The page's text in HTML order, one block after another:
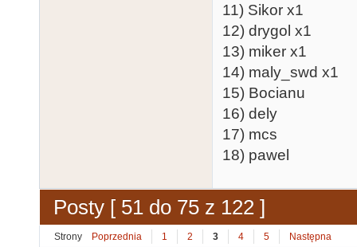
11) Sikor x1
12) drygol x1
13) miker x1
14) maly_swd x1
15) Bocianu
16) dely
17) mcs
18) pawel
Posty [ 51 do 75 z 122 ]
Strony Poprzednia 1 2 3 4 5 Następna